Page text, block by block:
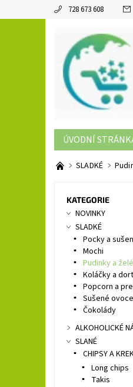
728 673 608
ÚVODNÍ
SUSHISLADKÉ
KATEGORIE
NOVINKY
SLADKÉ
Pocky a
Mochi
Pudinky a želé
Koláčky a
Popcorn a
Sušené
Čokolády
ALKOHOLICKÉ
SLANÉ
CHIPSY A
Long chips
Takis